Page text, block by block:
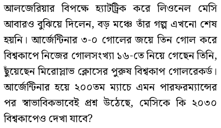
আলজেরিয়ার বিপক্ষে হ্যাটট্রিক করে লিওনেল মেসি
আবারও বুঝিয়ে দিলেন, বড় মঞ্চে তাঁর গল্প এখনো শেষ
হয়নি। আর্জেন্টিনার ৩-০ গোলের জয়ে তিন গোল করে
বিশ্বকাপে নিজের গোলসংখ্যা ১৬-তে নিয়ে গেছেন তিনি,
ছুঁয়েছেন মিরোস্লাভ ক্লোসের পুরুষ বিশ্বকাপ গোলরেকর্ড।
আর্জেন্টিনার হয়ে ২০০তম ম্যাচে এমন পারফরম্যান্সের
পর স্বাভাবিকভাবেই প্রশ্ন উঠেছে, মেসিকে কি ২০৩০
বিশ্বকাপেও দেখা যাবে?